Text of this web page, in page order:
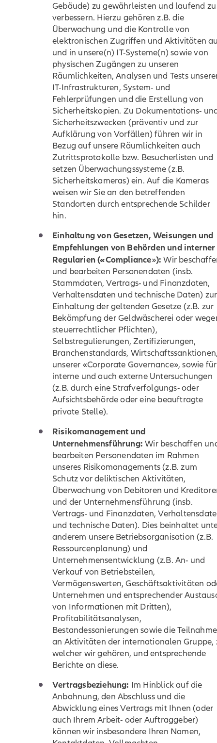
Gebäude) zu gewährleisten und laufend zu
verbessern. Hierzu gehören z.B. die
Überwachung und die Kontrolle von
elektronischen Zugriffen und Aktivitäten
und in unsere(n) IT-Systeme(n) sowie von
physischen Zugängen zu unseren
Räumlichkeiten, Analysen und Tests
IT-Infrastrukturen, System- und
Fehlerprüfungen und die Erstellung von
Sicherheitskopien. Zu Dokumentations-
Sicherheitszwecken (präventiv und zur
Aufklärung von Vorfällen) führen wir in
Bezug auf unsere Räumlichkeiten auch
Zutrittsprotokolle bzw. Besucherlisten und
setzen Überwachungssysteme (z.B.
Sicherheitskameras) ein. Auf die Kameras
weisen wir Sie an den betreffenden
Standorten durch entsprechende Schilder
hin.
Einhaltung von Gesetzen, Weisungen und
Empfehlungen von Behörden und interner
Regularien («Compliance»): Wir
und bearbeiten Personendaten (insb.
Stammdaten, Vertrags- und Finanzdaten,
Verhaltensdaten und technische Daten) zur
Einhaltung der geltenden Gesetze (z.B. zur
Bekämpfung der Geldwäscherei oder
steuerrechtlicher Pflichten),
Selbstregulierungen, Zertifizierungen,
Branchenstandards,
unserer «Corporate Governance», sowie für
interne und auch externe Untersuchungen
(z.B. durch eine Strafverfolgungs- oder
Aufsichtsbehörde oder eine beauftragte
private Stelle).
Risikomanagement und
Unternehmensführung:Wir beschaffen
bearbeiten Personendaten im Rahmen
unseres Risikomanagements (z.B. zum
Schutz vor deliktischen Aktivitäten,
Überwachung von Debitoren und
und der Unternehmensführung (insb.
Vertrags- und Finanzdaten,
und technische Daten). Dies beinhaltet
anderem unsere Betriebsorganisation (z.B.
Ressourcenplanung) und
Unternehmensentwicklung (z.B. An- und
Verkauf von Betriebsteilen,
Vermögenswerten, Geschäftsaktivitäten
Unternehmen und entsprechender
von Informationen mit Dritten),
Profitabilitätsanalysen,
Bestandessanierungen sowie die Teilnahme
an Aktivitäten der internationalen Gruppe,
welcher wir gehören, und entsprechende
Berichte an diese.
Vertragsbeziehung: Im Hinblick auf die
Anbahnung, den Abschluss und die
Abwicklung eines Vertrags mit Ihnen (oder
auch Ihrem Arbeit- oder Auftraggeber)
können wir insbesondere Ihren Namen,